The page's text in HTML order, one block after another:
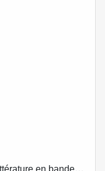
en bande dessinée